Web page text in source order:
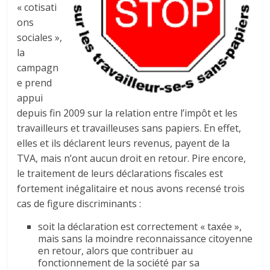
« cotisati
ons
sociales »,
la
campagn
e prend
appui
depuis fin 2009 sur la relation entre l’impôt et les
travailleurs et travailleuses sans papiers. En effet,
elles et ils déclarent leurs revenus, payent de la
TVA, mais n’ont aucun droit en retour. Pire encore,
le traitement de leurs déclarations fiscales est
fortement inégalitaire et nous avons recensé trois
cas de figure discriminants :
soit la déclaration est correctement « taxée »,
mais sans la moindre reconnaissance citoyenne
en retour, alors que contribuer au
fonctionnement de la société par sa